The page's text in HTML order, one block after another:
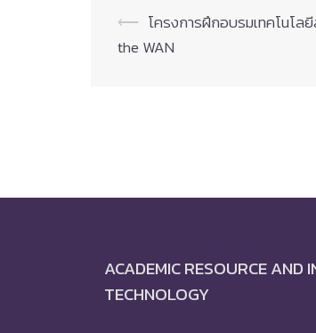
Post
navigation
⟵ โครงการฝึกอบรมเทคโนโล
the WAN
ACADEMIC RESOURCE AND
TECHNOLOGY